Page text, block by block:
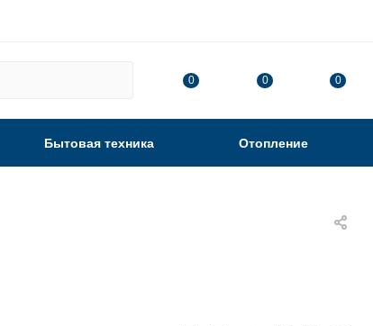
0 0 0
Бытовая техника Отопление